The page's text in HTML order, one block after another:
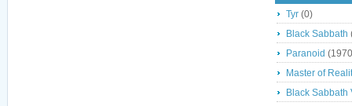
Tyr (0)
Black Sabbath
Paranoid
Master of
Black Sabbath